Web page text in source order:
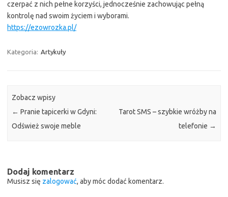
czerpać z nich pełne korzyści, jednocześnie zachowując pełną
kontrolę nad swoim życiem i wyborami.
https://ezowrozka.pl/
Kategoria: Artykuły
Zobacz wpisy
← Pranie tapicerki w Gdyni:
Odśwież swoje meble
Tarot SMS – szybkie wróżby na
telefonie →
Dodaj komentarz
Musisz się zalogować, aby móc dodać komentarz.